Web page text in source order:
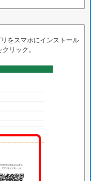
をスマホにインストール
リック。